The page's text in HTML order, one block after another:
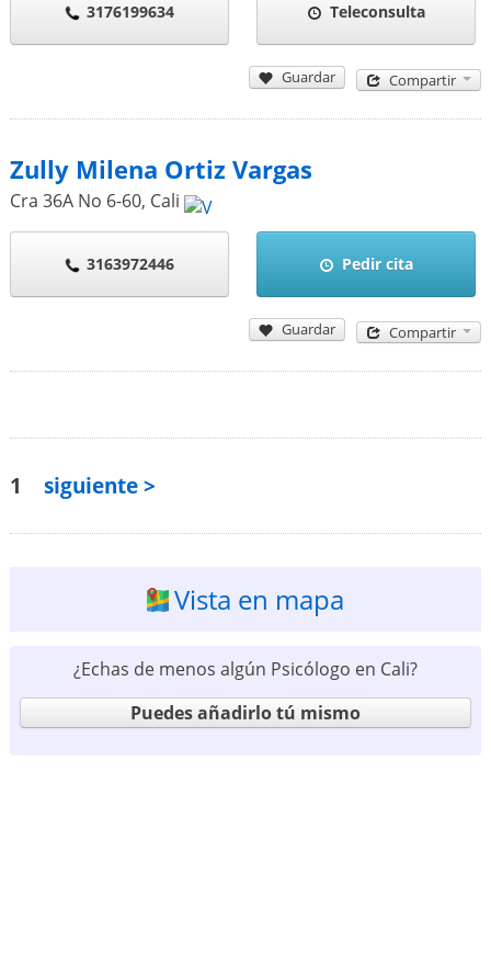
3176199634 Teleconsulta
Guardar Compartir
Zully Milena Ortiz Vargas
Cra 36A No 6-60, Cali
3163972446 Pedir cita
Guardar Compartir
1 siguiente >
Vista en mapa
¿Echas de menos algún Psicólogo en Cali?
Puedes añadirlo tú mismo